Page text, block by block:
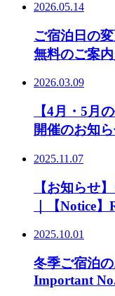
2026.05.14
ご宿泊日の
無料のご案内
2026.03.09
【4月・5月
開催のお知
2025.11.07
【お知らせ
｜【Notice】
2025.10.01
冬季ご宿泊
Important